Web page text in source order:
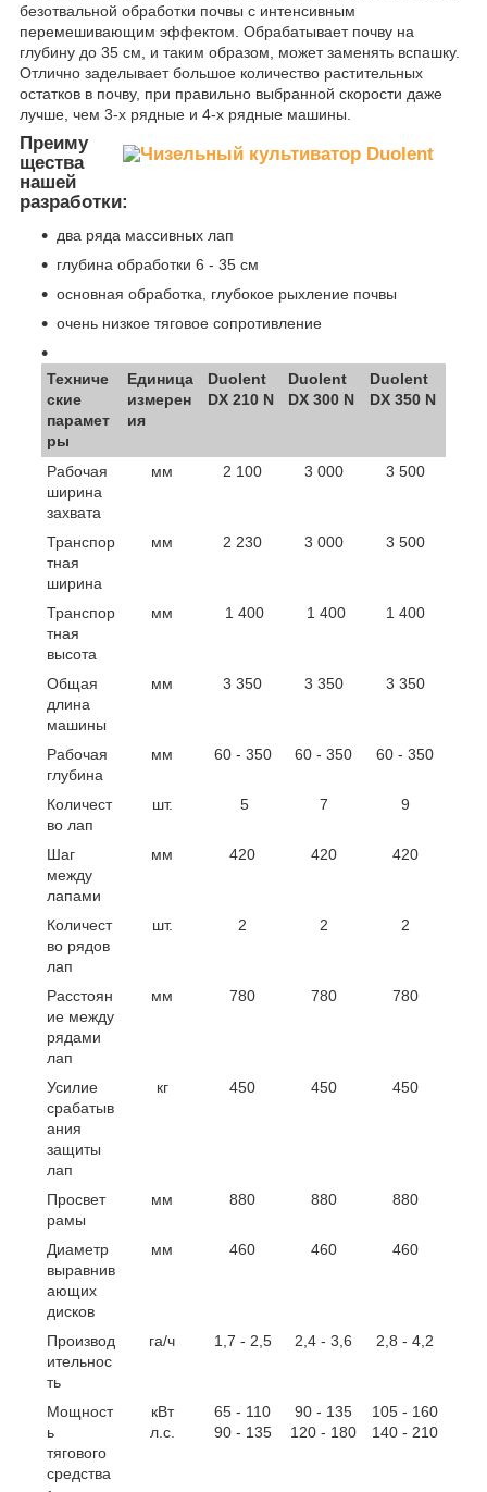
безотвальной обработки почвы с интенсивным
перемешивающим эффектом. Обрабатывает почву на
глубину до 35 см, и таким образом, может заменять вспашку.
Отлично заделывает большое количество растительных
остатков в почву, при правильно выбранной скорости даже
лучше, чем 3-х рядные и 4-х рядные машины.
Преиму
щества
нашей
разработки:
два ряда массивных лап
глубина обработки 6 - 35 см
основная обработка, глубокое рыхление почвы
очень низкое тяговое сопротивление
Техниче
ские
парамет
ры
Единица
измерен
ия
Duolent
DX 210 N
Duolent
DX 300 N
Duolent
DX 350 N
Рабочая
ширина
захвата
мм 2 100 3 000 3 500
Транспор
тная
ширина
мм 2 230 3 000 3 500
Транспор
тная
высота
мм 1 400 1 400 1 400
Общая
длина
машины
мм 3 350 3 350 3 350
Рабочая
глубина
мм 60 - 350 60 - 350 60 - 350
Количест
во лап
шт. 5 7 9
Шаг
между
лапами
мм 420 420 420
Количест
во рядов
лап
шт. 2 2 2
Расстоян
ие между
рядами
лап
мм 780 780 780
Усилие
срабатыв
ания
защиты
лап
кг 450 450 450
Просвет
рамы
мм 880 880 880
Диаметр
выравнив
ающих
дисков
мм 460 460 460
Производ
ительнос
ть
га/ч 1,7 - 2,5 2,4 - 3,6 2,8 - 4,2
Мощност
ь
тягового
средства
кВт
л.с.
65 - 110
90 - 135
90 - 135
120 - 180
105 - 160
140 - 210